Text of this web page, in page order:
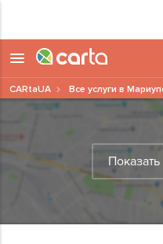
CARtaUA Все услуги в